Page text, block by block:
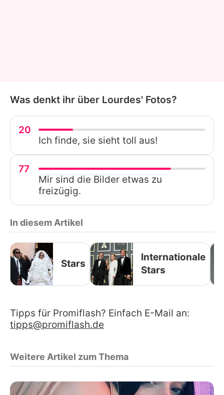
Was denkt ihr über Lourdes' Fotos?
20
Ich finde, sie sieht toll aus!
77
Mir sind die Bilder etwas zu
freizügig.
In diesem Artikel
Stars
Internationale
Stars
Tipps für Promiflash? Einfach E-Mail an:
tipps@promiflash.de
Weitere Artikel zum Thema